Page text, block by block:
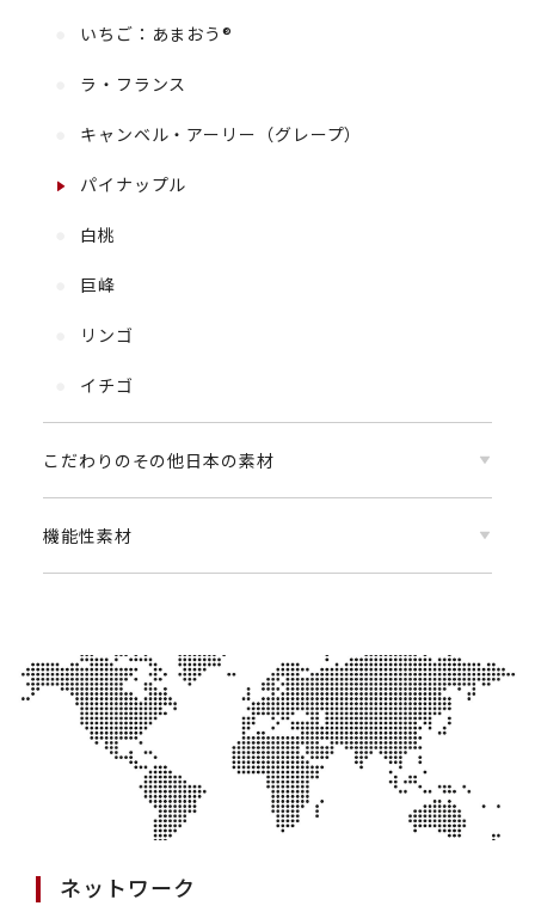
いちご：あまおう®
ラ・フランス
キャンベル・アーリー（グレープ）
パイナップル
白桃
巨峰
リンゴ
イチゴ
こだわりのその他日本の素材
機能性素材
ネットワーク